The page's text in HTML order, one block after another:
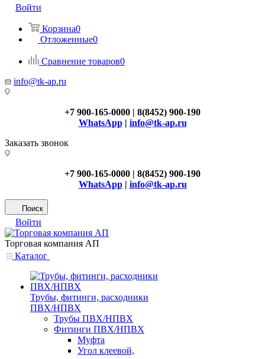
Войти
Корзина0
Отложенные0
Сравнение товаров0
info@tk-ap.ru
+7 900-165-0000 | 8(8452) 900-190
WhatsApp| info@tk-ap.ru
Заказать звонок
+7 900-165-0000 | 8(8452) 900-190
WhatsApp| info@tk-ap.ru
Поиск
Войти
Торговая компания АП
Каталог
Трубы, фитинги, расходники
ПВХ/НПВХ
Трубы ПВХ/НПВХ
Фитинги ПВХ/НПВХ
Муфта
Угол клеевой,